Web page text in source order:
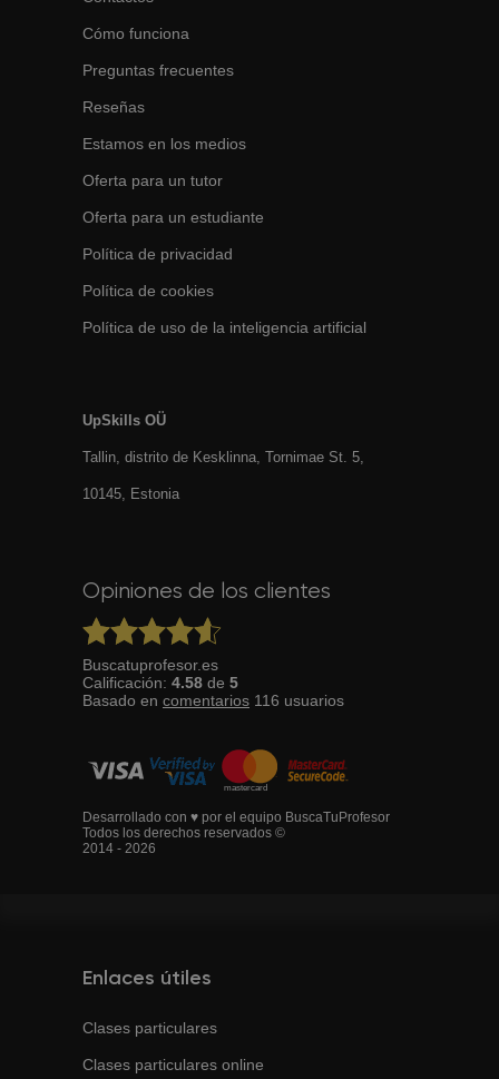
Cómo funciona
Preguntas frecuentes
Reseñas
Estamos en los medios
Oferta para un tutor
Oferta para un estudiante
Política de privacidad
Política de cookies
Política de uso de la inteligencia artificial
UpSkills OÜ
Tallin, distrito de Kesklinna, Tornimаe St. 5,
10145, Estonia
Opiniones de los clientes
Buscatuprofesor.es
Calificación: 4.58 de 5
Basado en comentarios 116 usuarios
Desarrollado con ♥ por el equipo BuscaTuProfesor
Todos los derechos reservados ©
2014 - 2026
Enlaces útiles
Clases particulares
Clases particulares online